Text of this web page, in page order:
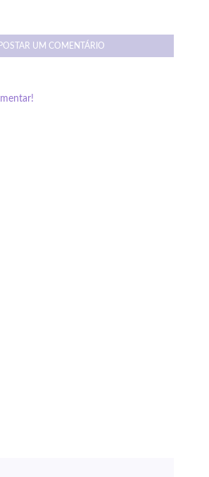
POSTAR UM COMENTÁRIO